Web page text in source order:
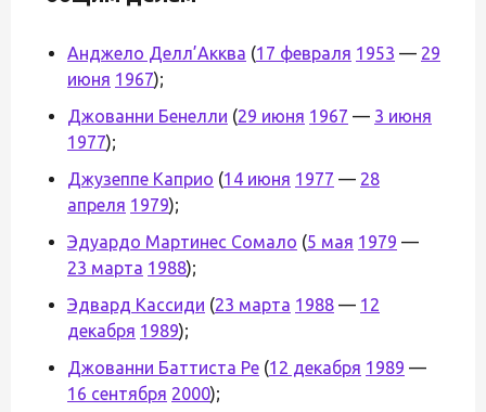
Анджело Делл’Акква (17 февраля 1953 — 29
июня 1967);
Джованни Бенелли (29 июня 1967 — 3 июня
1977);
Джузеппе Каприо (14 июня 1977 — 28
апреля 1979);
Эдуардо Мартинес Сомало (5 мая 1979 —
23 марта 1988);
Эдвард Кассиди (23 марта 1988 — 12
декабря 1989);
Джованни Баттиста Ре (12 декабря 1989 —
16 сентября 2000);